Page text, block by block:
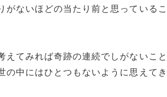
ないほどの当たり前と思っている
えてみれば奇跡の連続でしがないこ
中にはひとつもないように思えてき